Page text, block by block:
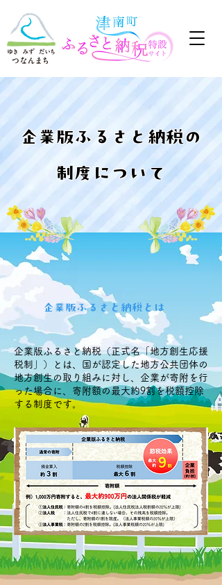
企業版ふるさと納税の
制度について
企業版ふるさと納税とは
企業版ふるさと納税（正式名「地方創生応援
税制」）とは、国が認定した地方公共団体の
地方創生の取り組みに対し、企業が寄附を行
った場合に、寄附額の最大約9割を税額控除
する制度です。